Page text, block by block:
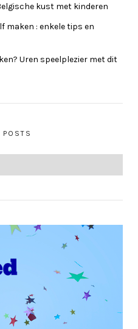
kust met kinderen
maken : enkele tips en
Uren speelplezier met dit
POSTS